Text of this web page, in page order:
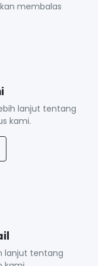
membalas
lanjut tentang
kami.
lanjut tentang